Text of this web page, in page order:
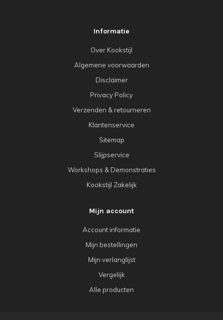
Informatie
Over Kookstijl
Algemene voorwaarden
Disclaimer
Privacy Policy
Verzenden & retourneren
Klantenservice
Sitemap
Slijpservice
Workshops & Demonstraties
Kookstijl Zakelijk
Mijn account
Account informatie
Mijn bestellingen
Mijn verlanglijst
Vergelijk
Alle producten